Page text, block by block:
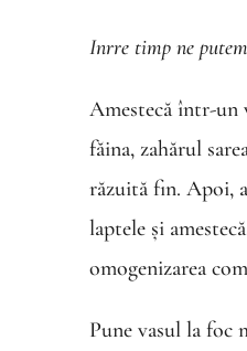
Inrre timp ne
Amestecă într-un
făina, zahărul
răzuită fin. Apoi,
laptele și
omogenizarea
Pune vasul la foc